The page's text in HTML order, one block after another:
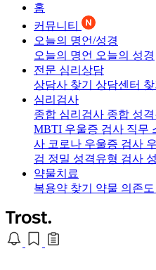
홈
커뮤니티
오늘의 명언/성경
오늘의 명언 오늘의 성경
전문 심리상담
상담사 찾기 상담센터 찾
심리검사
종합 심리검사 종합 성
MBTI 우울증 검사 직무
사 코로나 우울증 검사
검 정밀 성격유형 검사
약물치료
복용약 찾기 약물 의존